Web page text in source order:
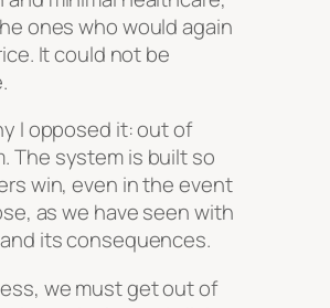
ones who would again
It could not be
I opposed it: out of
The system is built so
win, even in the event
as we have seen with
and its consequences.
we must get out of